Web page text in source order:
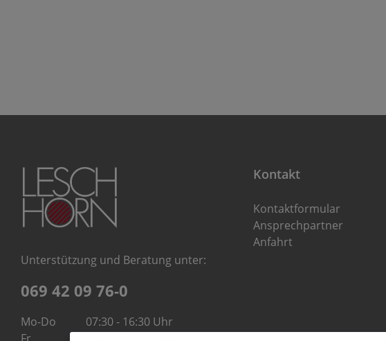
Unterstützung und Beratung unter:
069 42 09 76-0
Mo-Do
07:30 - 16:30 Uhr
Kontakt
Kontaktformular
Ansprechpartner
Anfahrt